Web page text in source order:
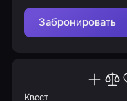
Забронировать
Квест